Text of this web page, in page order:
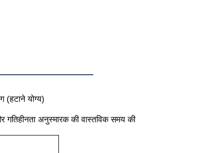
(हटाने योग्य)
गतिहीनता अनुस्मारक की वास्तविक समय की